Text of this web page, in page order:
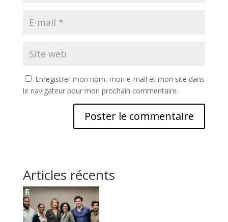
Enregistrer mon nom, mon e-mail et mon site dans
le navigateur pour mon prochain commentaire.
Articles récents